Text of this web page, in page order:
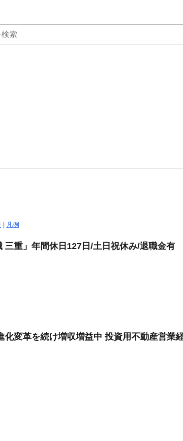
凡例
重」年間休日127日/土日祝休み/退職金有
変革を続け増収増益中 投資用不動産営業